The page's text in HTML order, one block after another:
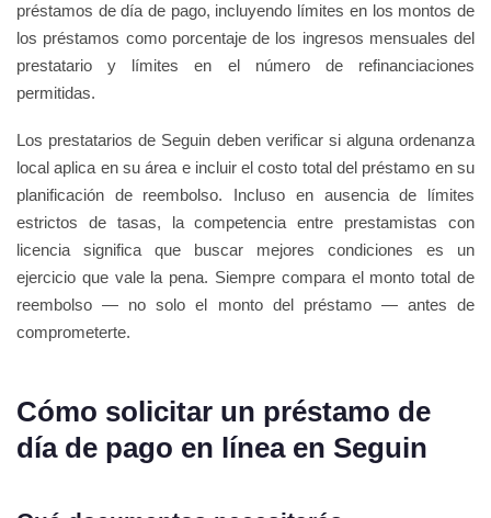
préstamos de día de pago, incluyendo límites en los montos de
los préstamos como porcentaje de los ingresos mensuales del
prestatario y límites en el número de refinanciaciones
permitidas.
Los prestatarios de Seguin deben verificar si alguna ordenanza
local aplica en su área e incluir el costo total del préstamo en su
planificación de reembolso. Incluso en ausencia de límites
estrictos de tasas, la competencia entre prestamistas con
licencia significa que buscar mejores condiciones es un
ejercicio que vale la pena. Siempre compara el monto total de
reembolso — no solo el monto del préstamo — antes de
comprometerte.
Cómo solicitar un préstamo de
día de pago en línea en Seguin